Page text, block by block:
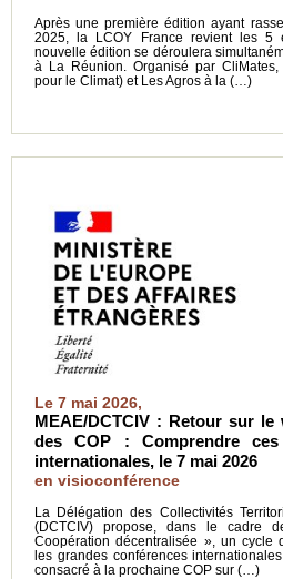
Après une première édition ayant
2025, la LCOY France revient les 5
nouvelle édition se déroulera
à La Réunion. Organisé par CliMates,
pour le Climat) et Les Agros à la (…)
Le 7 mai 2026,
MEAE/DCTCIV : Retour sur
des COP : Comprendre ces
internationales, le 7 mai 2026
en visioconférence
La Délégation des Collectivités
(DCTCIV) propose, dans le cadre
Coopération décentralisée », un cycle
les grandes conférences
consacré à la prochaine COP sur (…)